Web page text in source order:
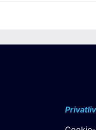
Privatliv